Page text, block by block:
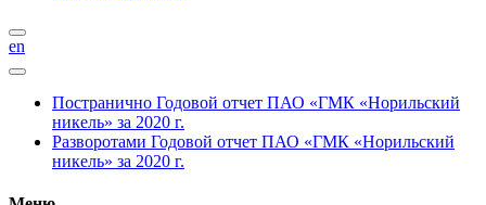
en
Постранично Годовой отчет ПАО «ГМК «Норильский
никель» за 2020 г.
Разворотами Годовой отчет ПАО «ГМК «Норильский
никель» за 2020 г.